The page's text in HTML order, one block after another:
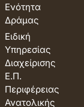
Ενότητα
Δράμας
Ειδική
Υπηρεσίας
Διαχείρισης
Ε.Π.
Περιφέρειας
Ανατολικής